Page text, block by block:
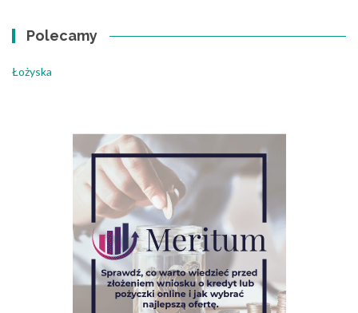
Polecamy
Łożyska